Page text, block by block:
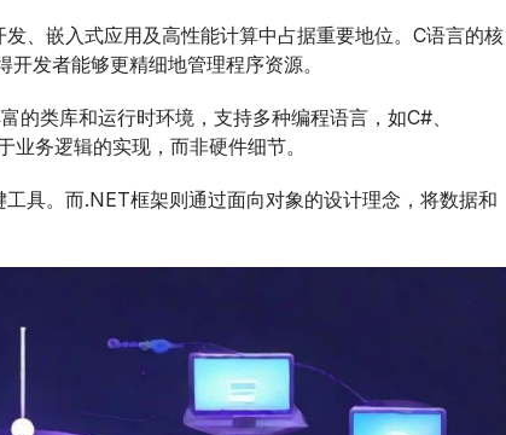
髓
架
核
度
、嵌入式应用及高性能计算中占据重要地位。C语言的核
发者能够更精细地管理程序资源。
类库和运行时环境，支持多种编程语言，如C#、
务逻辑的实现，而非硬件细节。
具。而.NET框架则通过面向对象的设计理念，将数据和